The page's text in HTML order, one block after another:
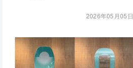
2026年05月05日